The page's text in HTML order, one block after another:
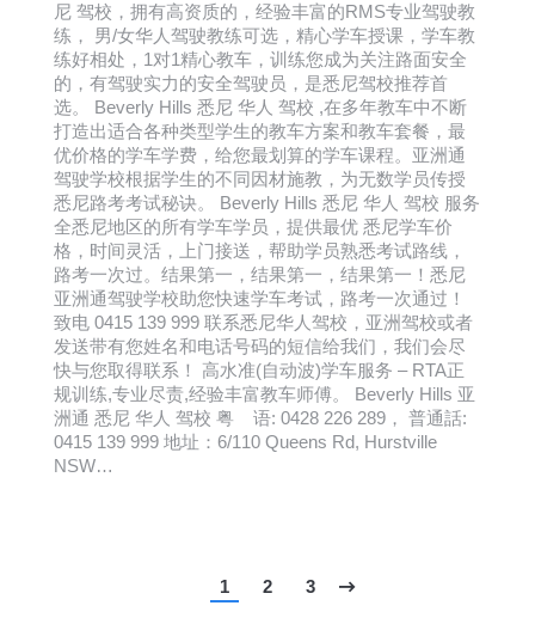
尼 驾校，拥有高资质的，经验丰富的RMS专业驾驶教
练， 男/女华人驾驶教练可选，精心学车授课，学车教
练好相处，1对1精心教车，训练您成为关注路面安全
的，有驾驶实力的安全驾驶员，是悉尼驾校推荐首
选。 Beverly Hills 悉尼 华人 驾校 ,在多年教车中不断
打造出适合各种类型学生的教车方案和教车套餐，最
优价格的学车学费，给您最划算的学车课程。亚洲通
驾驶学校根据学生的不同因材施教，为无数学员传授
悉尼路考考试秘诀。 Beverly Hills 悉尼 华人 驾校 服务
全悉尼地区的所有学车学员，提供最优 悉尼学车价
格，时间灵活，上门接送，帮助学员熟悉考试路线，
路考一次过。结果第一，结果第一，结果第一！悉尼
亚洲通驾驶学校助您快速学车考试，路考一次通过！
致电 0415 139 999 联系悉尼华人驾校，亚洲驾校或者
发送带有您姓名和电话号码的短信给我们，我们会尽
快与您取得联系！ 高水准(自动波)学车服务 – RTA正
规训练,专业尽责,经验丰富教车师傅。 Beverly Hills 亚
洲通 悉尼 华人 驾校 粤 语: 0428 226 289， 普通話:
0415 139 999 地址：6/110 Queens Rd, Hurstville
NSW…
1 2 3